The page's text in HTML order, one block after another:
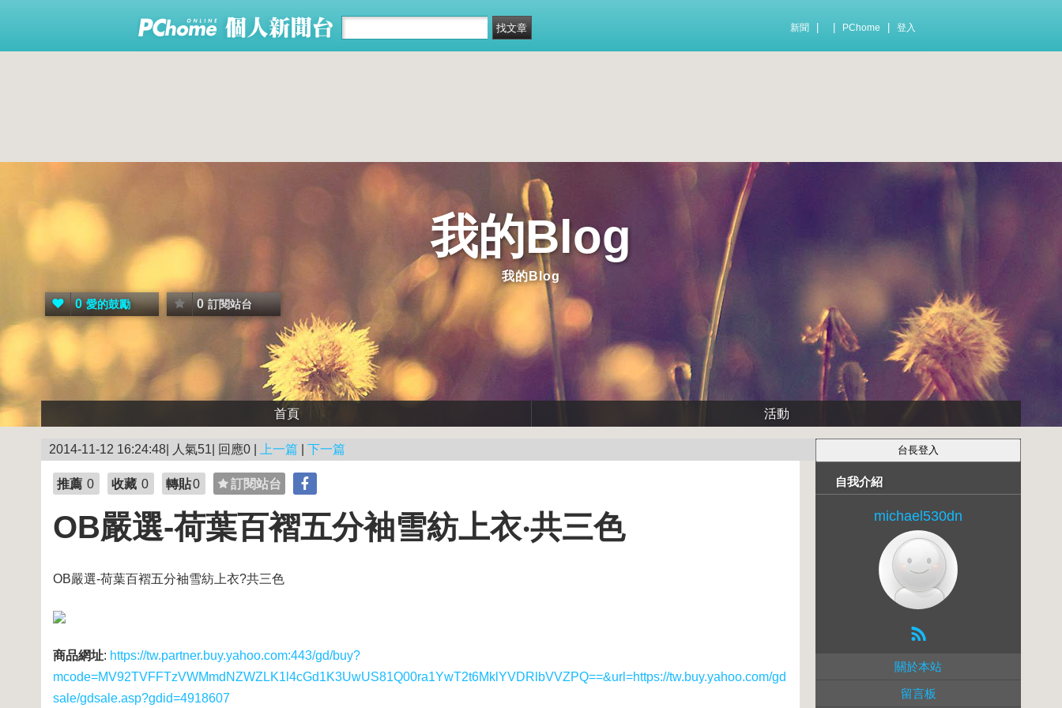
新聞 PChome 登入
我的Blog
我的Blog
0 愛的鼓勵 0 訂閱站台
首頁 活動
2014-11-12 16:24:48| 人氣51| 回應0 | 上一篇 下一篇
推薦 0 收藏 0 轉貼0 訂閱站台
OB嚴選-荷葉百褶五分袖雪紡上衣‧共三色
OB嚴選-荷葉百褶五分袖雪紡上衣?共三色
商品網址: https://tw.partner.buy.yahoo.com:443/gd/buy?
mcode=MV92TVFFTzVWMmdNZWZLK1l4cGd1K3UwUS81Q00ra1YwT2t6MklYVDRlbVVZPQ==&url=https://tw.buy.yahoo.com/gd
sale/gdsale.asp?gdid=4918607
自我介紹
michael530dn
關於本站
留言板